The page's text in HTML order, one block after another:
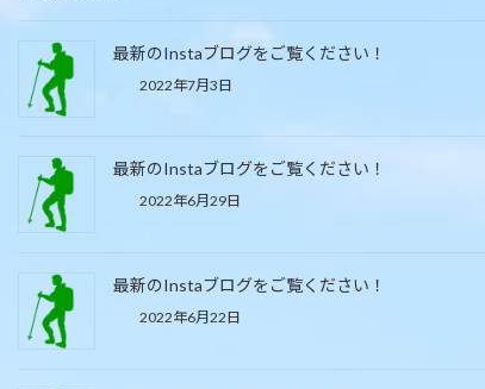
最新のInstaブログをご覧ください！
2022年7月3日
最新のInstaブログをご覧ください！
2022年6月29日
最新のInstaブログをご覧ください！
2022年6月22日